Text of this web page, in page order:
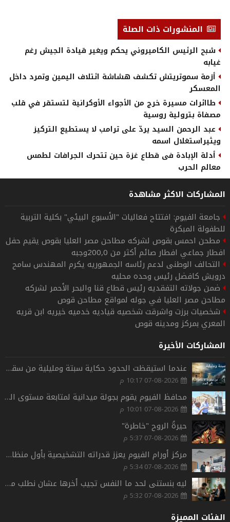
المنشورات ذات الصلة
شبح الرئيس الكاميروني يحكم ويغير قيادة الجيش رغم
غيابه
أزمة سموتريتش تكشف هشاشة ائتلاف اليمين وتمرد داخل
المعسكر
طاائرات مسيرة خرج من الأجواء الأوكرانية لتستقر في قلب
مصفاة بترولية روسية
عبد الرحمن السيد يردّ على ترامب لا يستطيع التركيز
ويثيراستغلال اسمه
أدلة الإبادة فى قطاع غزة حين تتحرك الجرافات لطمس
معالم الحرب
المشاركات الاكثر مشاهدة
جامعة الفيوم: افتتاح فعاليات "الأسبوع البيئي" بكلية التربية
للطفولة المبكرة
مطحن احمس بقوص لشركه مطاحن مصر العليا بقوص يقيم حفل
افطار جماعي افطار صائم أكثر من 200,0وجبه
التحالف الوطنى لدعم رئاسه الجمهوريه يكرم المهندس سامح
درويش كافضل رئيس وحده محليه
ضمن جولاته التفقديه رئيس قطاع قنا والبحر الأحمر لشركه
مطاحن مصر العليا في جوله لمواقع مطاحن قوص
شخصيات برزت واشرقت شخصيه قياديه خدميه خيريه ابن قريه
المعري بمركز ومدينه قوص
المشاركات الأخيرة
عندما استيقظت الحدود حكاية سبتة ومليلية من سقوط الأندلس الى اليوم
07-08-2026 10:17 م
محافظ الفيوم يقوم بجولة ميدانية لمتابعة مستوى الخدمات العامة.بمدينة الفيوم.
07-08-2026 10:01 م
حيرةُ الروح "خاطرة"
07-08-2026 5:37 م
مركز أورام الفيوم يعزز قدراته التشخيصية بأول منظار حديث للأمعاء الدقيقة بشمال الصعيد.
07-08-2026 5:34 م
ليه بنستنى لحد ما النفس تجيب أخرها عشان نطلب مساعدة؟
07-08-2026 5:32 م
الفئات المميزة